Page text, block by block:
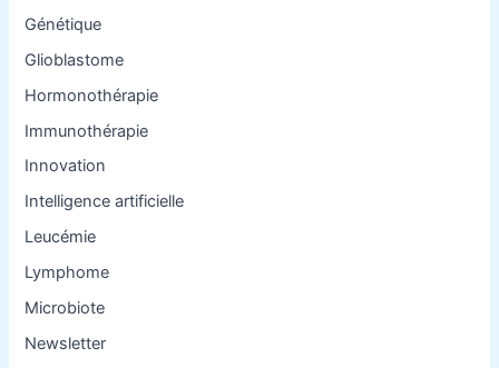
Génétique
Glioblastome
Hormonothérapie
Immunothérapie
Innovation
Intelligence artificielle
Leucémie
Lymphome
Microbiote
Newsletter